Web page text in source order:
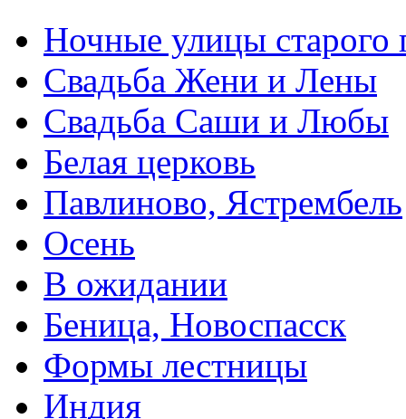
Ночные улицы
Свадьба Жени и Лены
Свадьба Саши и Любы
Белая церковь
Павлиново, Ястрембель
Осень
В ожидании
Беница, Новоспасск
Формы лестницы
Индия